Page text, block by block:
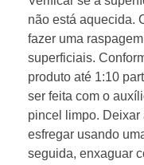
não está aquecida.
fazer uma
superficiais.
produto até 1:10
ser feita com o
pincel limpo. Deixar
esfregar usando
seguida, enxaguar